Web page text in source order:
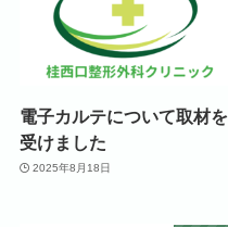
電子カルテについて取材を
受けました
2025年8月18日